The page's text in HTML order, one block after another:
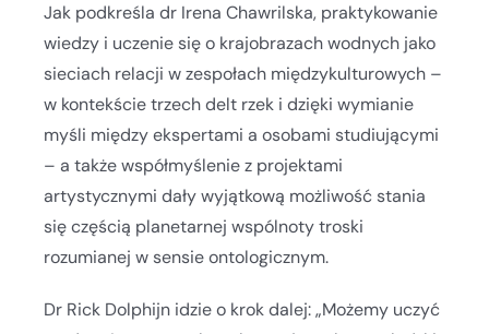
Jak podkreśla dr Irena Chawrilska, praktykowanie
wiedzy i uczenie się o krajobrazach wodnych jako
sieciach relacji w zespołach międzykulturowych –
w kontekście trzech delt rzek i dzięki wymianie
myśli między ekspertami a osobami studiującymi
– a także współmyślenie z projektami
artystycznymi dały wyjątkową możliwość stania
się częścią planetarnej wspólnoty troski
rozumianej w sensie ontologicznym.
Dr Rick Dolphijn idzie o krok dalej: „Możemy uczyć